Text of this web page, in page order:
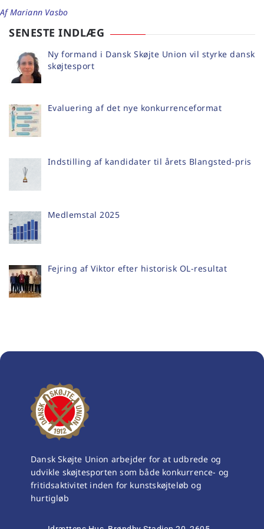
Af Mariann Vasbo
SENESTE INDLÆG
Ny formand i Dansk Skøjte Union vil styrke dansk
skøjtesport
Evaluering af det nye konkurrenceformat
Indstilling af kandidater til årets Blangsted-pris
Medlemstal 2025
Fejring af Viktor efter historisk OL-resultat
Dansk Skøjte Union arbejder for at udbrede og
udvikle skøjtesporten som både konkurrence- og
fritidsaktivitet inden for kunstskøjteløb og
hurtigløb